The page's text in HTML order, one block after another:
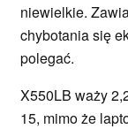
niewielkie.
chybotania się
polegać.
X550LB waży
15, mimo że